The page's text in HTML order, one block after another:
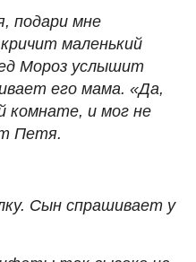
подари мне
маленький
Мороз услышит
его мама. «Да,
комнате, и мог не
Петя.
Сын спрашивает у